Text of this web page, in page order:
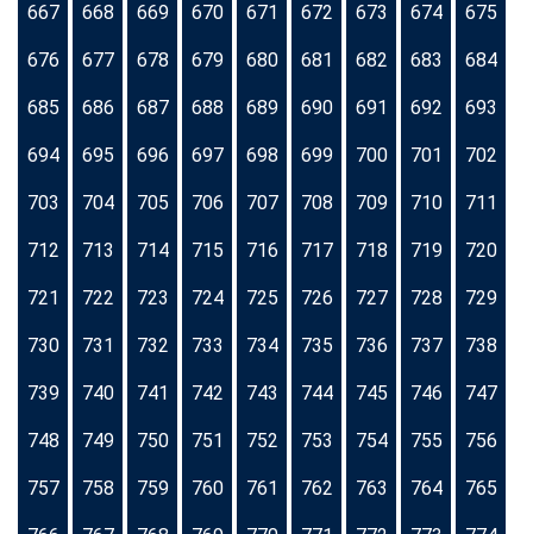
667 668 669 670 671 672 673 674 675
676 677 678 679 680 681 682 683 684
685 686 687 688 689 690 691 692 693
694 695 696 697 698 699 700 701 702
703 704 705 706 707 708 709 710 711
712 713 714 715 716 717 718 719 720
721 722 723 724 725 726 727 728 729
730 731 732 733 734 735 736 737 738
739 740 741 742 743 744 745 746 747
748 749 750 751 752 753 754 755 756
757 758 759 760 761 762 763 764 765